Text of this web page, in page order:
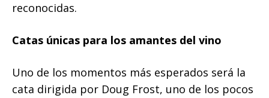
reconocidas.
Catas únicas para los amantes del vino
Uno de los momentos más esperados será la
cata dirigida por Doug Frost, uno de los pocos